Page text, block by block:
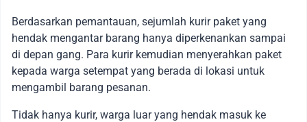
Berdasarkan pemantauan, sejumlah kurir paket yang
hendak mengantar barang hanya diperkenankan sampai
di depan gang. Para kurir kemudian menyerahkan paket
kepada warga setempat yang berada di lokasi untuk
mengambil barang pesanan.
Tidak hanya kurir, warga luar yang hendak masuk ke